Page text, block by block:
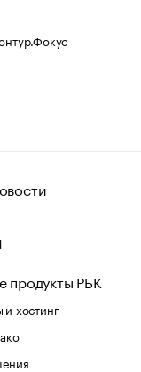
продукты РБК
хостинг